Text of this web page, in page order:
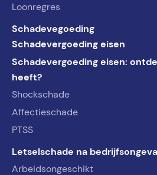
Loonregres
Schadevegoeding
Schadevergoeding eisen
Schadevergoeding eisen:
heeft?
Shockschade
Affectieschade
PTSS
Letselschade na
Arbeidsongeschikt